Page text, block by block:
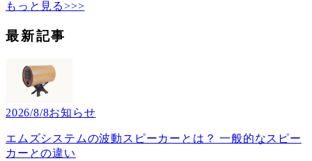
もっと見る>>>
最新記事
2026/8/8お知らせ
エムズシステムの波動スピーカーとは？ 一般的なスピー
カーとの違い